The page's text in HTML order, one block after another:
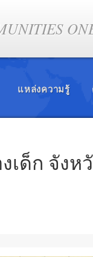
แหล่งความรู้
เด็ก จัง